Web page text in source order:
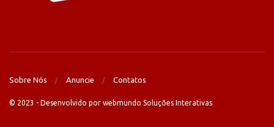
Sobre Nós Anuncie Contatos
© 2023 - Desenvolvido por webmundo Soluções Interativas